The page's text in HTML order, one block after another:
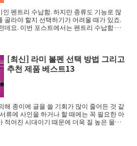
펜트리 수납함. 하지만 종류도 기능로 많
골라야 할지 선택하기가 어려울 때가 있죠.
데요. 이번 포스트에서는 펜트리 수납함 고
[최신] 라미 볼펜 선택 방법 그리고
추천 제품 베스트13
해 종이에 글을 쓸 기회가 많이 줄어든 것 같
류에 사인을 하거나 할 때에는 꼭 필요한 아
적어진 시대이기 때문에 더욱 질 높은 물건